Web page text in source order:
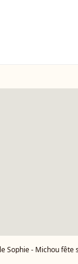
85 ans et les 60 ans de son